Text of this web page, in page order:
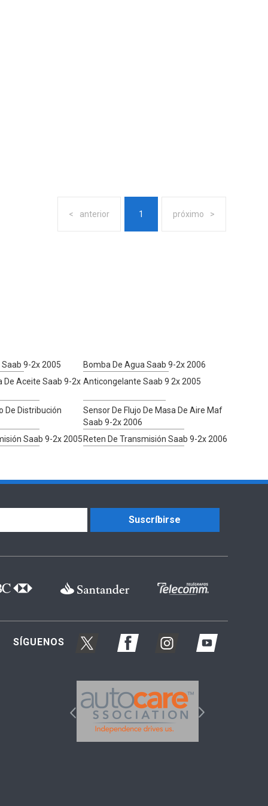
anterior 1 próximo
9-2x 2005
Bomba De Agua Saab 9-2x 2006
De Aceite Saab 9-2x Anticongelante Saab 9 2x 2005
De Distribución
Sensor De Flujo De Masa De Aire Maf
Saab 9-2x 2006
Saab 9-2x 2005 Reten De Transmisión Saab 9-2x 2006
Suscríbirse
SÍGUENOS